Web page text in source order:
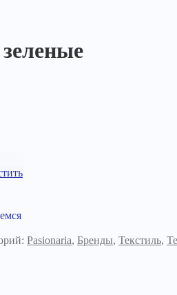
Pasionaria, Бренды, Текстиль,